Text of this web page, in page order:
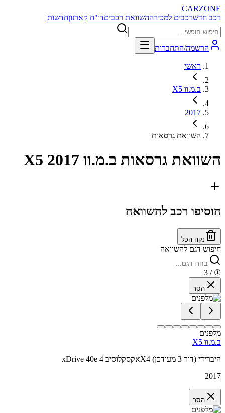
CARZONE
רכב חדשרכבים למכירההשוואת רכביםדו"ח קארזוןחדשות
הרשמה/התחברות
ראשי
ב.מ.וו X5
2017
השוואת גרסאות
השוואת גרסאות ב.מ.וו X5 2017
הוסיפו רכב להשוואה
נקה הכל
חיפוש דגם להשוואה
①
/ 3
הסר
מלפנים
ב.מ.וו X5
xDrive 40e אקסקלוסיב 4X4 היברידי (דור 3 מעודכן)
2017
הסר